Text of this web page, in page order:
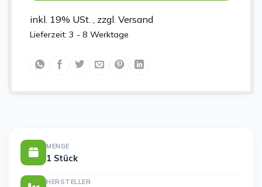
inkl. 19% USt. , zzgl. Versand
Lieferzeit: 3 - 8 Werktage
MENGE
1 Stück
HERSTELLER